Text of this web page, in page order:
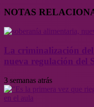
NOTAS
La criminalización del
nueva regulación del
3 semanas atrás